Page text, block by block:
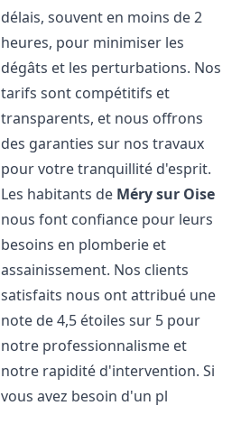
délais, souvent en moins de 2
heures, pour minimiser les
dégâts et les perturbations. Nos
tarifs sont compétitifs et
transparents, et nous offrons
des garanties sur nos travaux
pour votre tranquillité d'esprit.
Les habitants de Méry sur Oise
nous font confiance pour leurs
besoins en plomberie et
assainissement. Nos clients
satisfaits nous ont attribué une
note de 4,5 étoiles sur 5 pour
notre professionnalisme et
notre rapidité d'intervention. Si
vous avez besoin d'un pl